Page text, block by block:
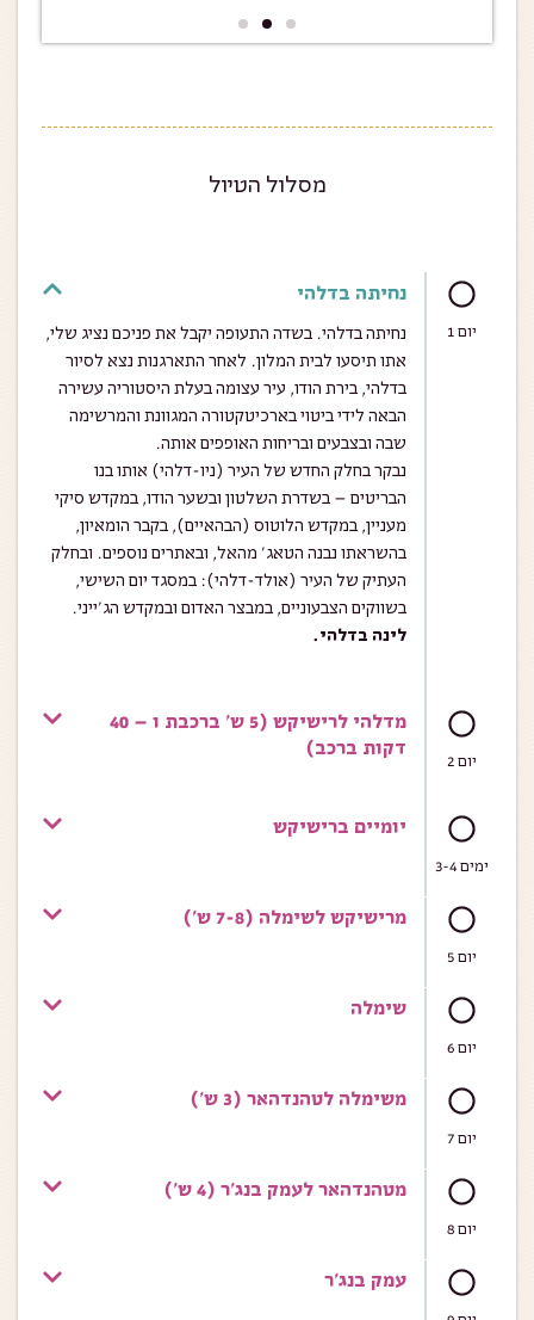
מסלול הטיול
יום 1
נחיתה בדלהי
נחיתה בדלהי. בשדה התעופה יקבל את פניכם נציג שלי,
אתו תיסעו לבית המלון. לאחר התארגנות נצא לסיור
בדלהי, בירת הודו, עיר עצומה בעלת היסטוריה עשירה
הבאה לידי ביטוי בארכיטקטורה המגוונת והמרשימה
שבה ובצבעים ובריחות האופפים אותה.
נבקר בחלק החדש של העיר (ניו-דלהי) אותו בנו
הבריטים – בשדרת השלטון ובשער הודו, במקדש סיקי
מעניין, במקדש הלוטוס (הבהאיים), בקבר הומאיון,
בהשראתו נבנה הטאג’ מהאל, ובאתרים נוספים. ובחלק
העתיק של העיר (אולד-דלהי): במסגד יום השישי,
בשווקים הצבעוניים, במבצר האדום ובמקדש הג’ייני.
לינה בדלהי.
יום 2
מדלהי לרישיקש (5 ש' ברכבת ו – 40
דקות ברכב)
ימים 3-4
יומיים ברישיקש
יום 5
מרישיקש לשימלה (7-8 ש')
יום 6
שימלה
יום 7
משימלה לטהנדהאר (3 ש')
יום 8
מטהנדהאר לעמק בנג'ר (4 ש')
עמק בנג'ר